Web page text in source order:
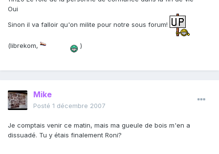
Oui
Sinon il va falloir qu'on milite pour notre sous forum!
(librekom, )
Mike
Posté 1 décembre 2007
Je comptais venir ce matin, mais ma gueule de bois m'en a
dissuadé. Tu y étais finalement Roni?